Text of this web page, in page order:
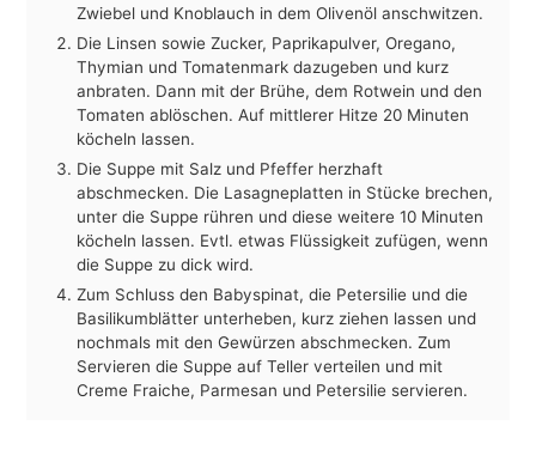
Zwiebel und Knoblauch in dem Olivenöl anschwitzen.
Die Linsen sowie Zucker, Paprikapulver, Oregano,
Thymian und Tomatenmark dazugeben und kurz
anbraten. Dann mit der Brühe, dem Rotwein und den
Tomaten ablöschen. Auf mittlerer Hitze 20 Minuten
köcheln lassen.
Die Suppe mit Salz und Pfeffer herzhaft
abschmecken. Die Lasagneplatten in Stücke brechen,
unter die Suppe rühren und diese weitere 10 Minuten
köcheln lassen. Evtl. etwas Flüssigkeit zufügen, wenn
die Suppe zu dick wird.
Zum Schluss den Babyspinat, die Petersilie und die
Basilikumblätter unterheben, kurz ziehen lassen und
nochmals mit den Gewürzen abschmecken. Zum
Servieren die Suppe auf Teller verteilen und mit
Creme Fraiche, Parmesan und Petersilie servieren.